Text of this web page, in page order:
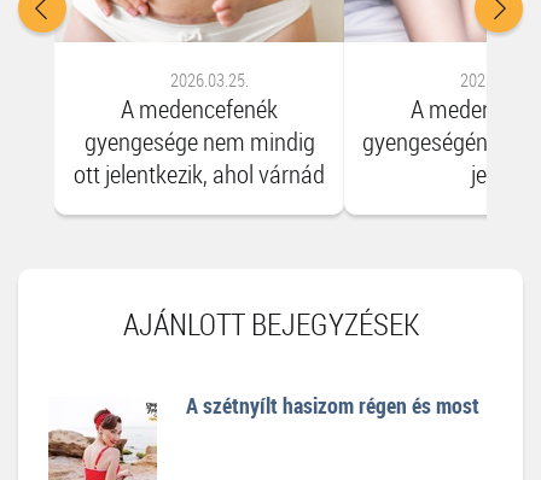
2026.03.25.
A medencefenék
gyengesége nem mindig
ott jelentkezik, ahol várnád
2026.03.24.
A
gyengeségének/
jelei
AJÁNLOTT BEJEGYZÉSEK
A szétnyílt hasizom régen és most